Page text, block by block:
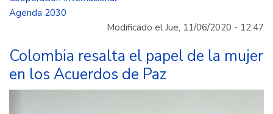
de
y
sus
alianzas
Agenda 2030
Modificado el Jue, 11/06/2020 - 12:47
Colombia resalta el papel de la mujer
en los Acuerdos de Paz